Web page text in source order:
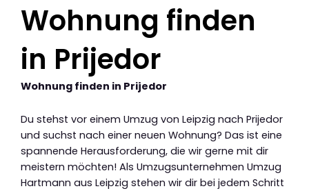
Wohnung finden
in Prijedor
Wohnung finden in Prijedor
Du stehst vor einem Umzug von Leipzig nach Prijedor
und suchst nach einer neuen Wohnung? Das ist eine
spannende Herausforderung, die wir gerne mit dir
meistern möchten! Als Umzugsunternehmen Umzug
Hartmann aus Leipzig stehen wir dir bei jedem Schritt